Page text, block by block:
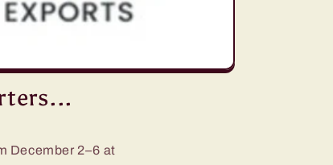
December 2–6 at